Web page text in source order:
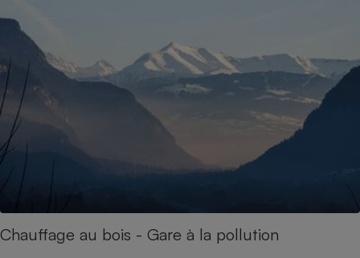
Chauffage au bois - Gare à la pollution